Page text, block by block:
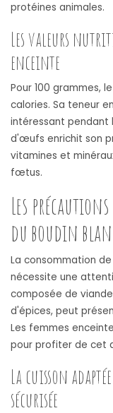
protéines animales.
Les valeurs
enceinte
Pour 100 grammes,
calories. Sa teneur
intéressant pendant
d'œufs enrichit son
vitamines et
fœtus.
Les
du boudin
La consommation
nécessite une
composée de
d'épices, peut
Les femmes
pour profiter de cet
La cuisson
sécurisée